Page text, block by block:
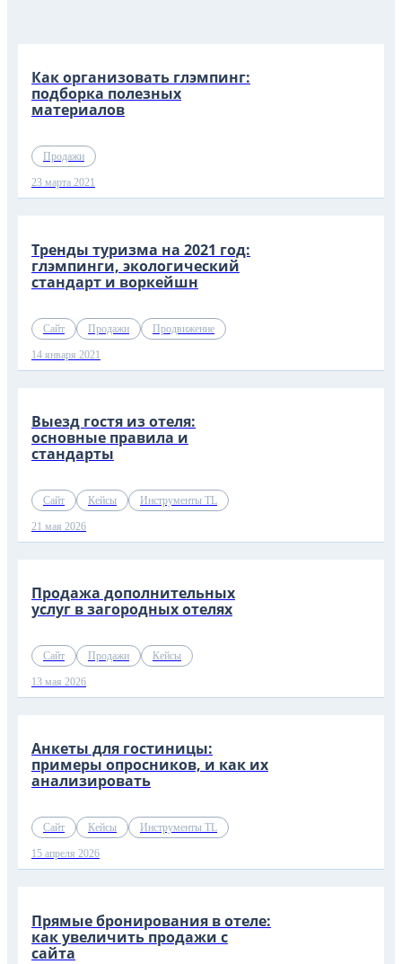
Как организовать глэмпинг:
подборка полезных
материалов
Продажи
23 марта 2021
Тренды туризма на 2021 год:
глэмпинги, экологический
стандарт и воркейшн
Сайт Продажи Продвижение
14 января 2021
Выезд гостя из отеля:
основные правила и
стандарты
Сайт Кейсы Инструменты TL
21 мая 2026
Продажа дополнительных
услуг в загородных отелях
Сайт Продажи Кейсы
13 мая 2026
Анкеты для гостиницы:
примеры опросников, и как их
анализировать
Сайт Кейсы Инструменты TL
15 апреля 2026
Прямые бронирования в отеле:
как увеличить продажи с
сайта